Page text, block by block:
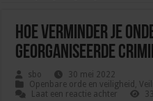
Hoe verminder je
georganiseerde
sbo
30 mei 2022
Openbare orde en veiligheid ,
Laat een reactie achter